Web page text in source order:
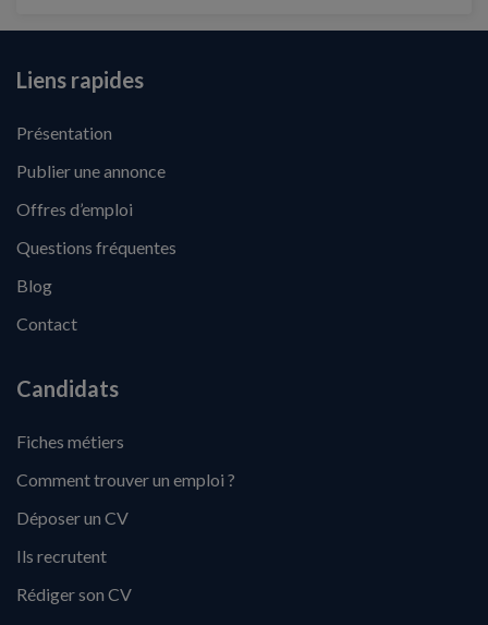
Liens rapides
Présentation
Publier une annonce
Offres d’emploi
Questions fréquentes
Blog
Contact
Candidats
Fiches métiers
Comment trouver un emploi ?
Déposer un CV
Ils recrutent
Rédiger son CV